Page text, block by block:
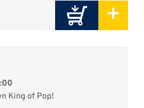
+
King of Pop!